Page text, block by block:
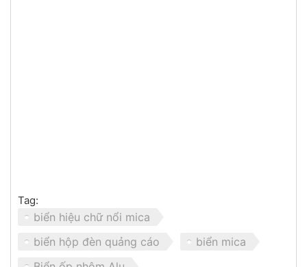
Tag:
biển hiệu chữ nổi mica
biển hộp đèn quảng cáo
biển mica